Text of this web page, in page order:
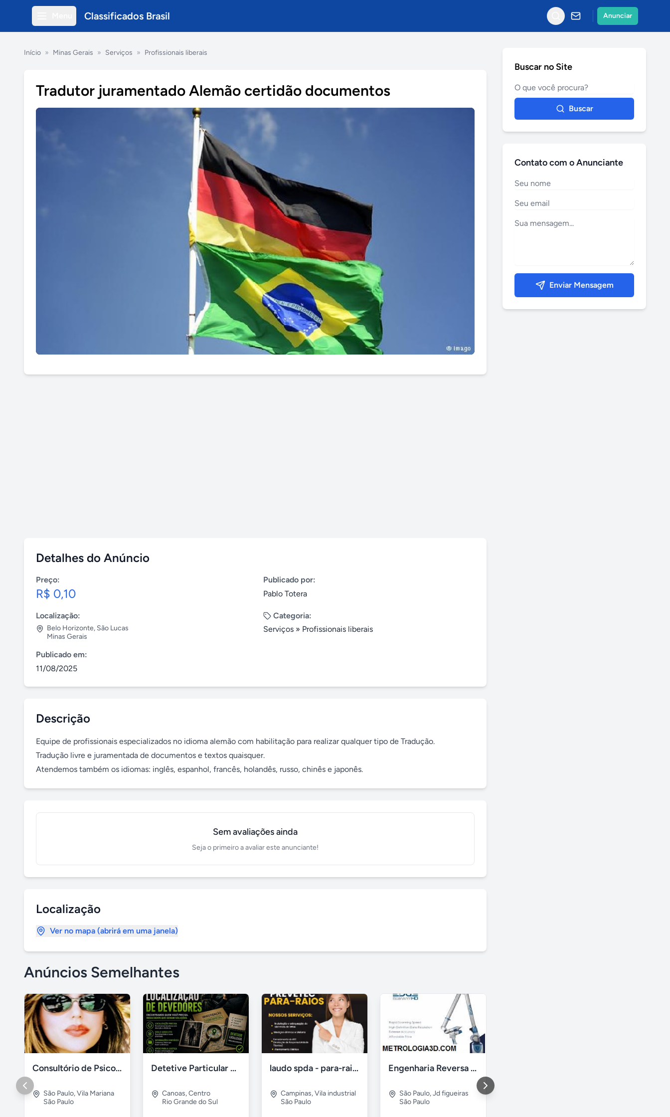
Classificados Brasil Anunciar
Início » Minas Gerais » Serviços » Profissionais liberais
Tradutor juramentado Alemão certidão documentos
Detalhes do Anúncio
Preço:
R$ 0,10
Publicado por:
Pablo Totera
Localização:
Belo Horizonte, São Lucas
Minas Gerais
Categoria:
Serviços » Profissionais liberais
Publicado em:
11/08/2025
Descrição
Equipe de profissionais especializados no idioma alemão com habilitação para realizar qualquer tipo de Tradução.
Tradução livre e juramentada de documentos e textos quaisquer.
Atendemos também os idiomas: inglês, espanhol, francês, holandês, russo, chinês e japonês.
Sem avaliações ainda
Seja o primeiro a avaliar este anunciante!
Localização
Ver no mapa (abrirá em uma janela)
Anúncios Semelhantes
Consultório de Psicologia e Psicanálise
São Paulo,Vila Mariana
São Paulo
Detetive Particular em Canoas – Localização de Devedores
Canoas,Centro
Rio Grande do Sul
laudo spda - para-raio - elétrica - art
Campinas,Vila industrial
São Paulo
Engenharia Reversa Digitalização TRIDIMENSIONAL Polyworks
São Paulo,Jd figueiras
São Paulo
Buscar no Site
Buscar
Contato com o Anunciante
Enviar Mensagem